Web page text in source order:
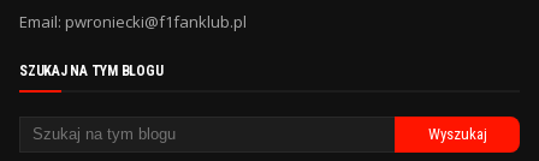
Email: pwroniecki@f1fanklub.pl
SZUKAJ NA TYM BLOGU